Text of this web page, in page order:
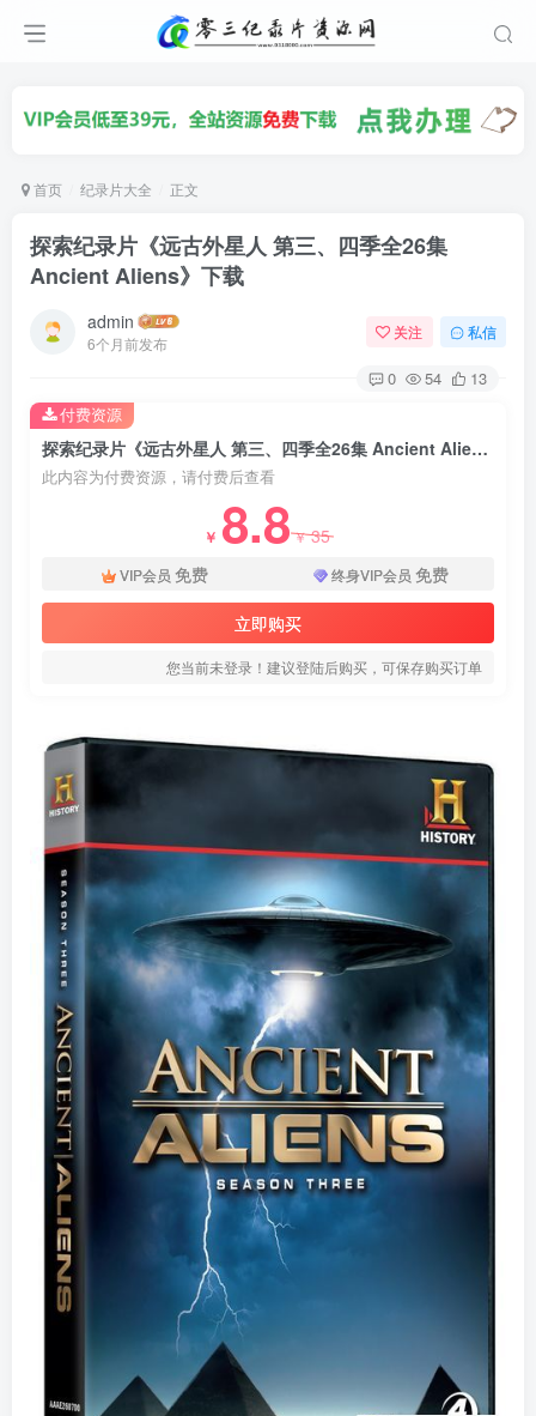
首页 纪录片大全 正文
探索纪录片《远古外星人 第三、四季全26集
Ancient Aliens》下载
admin
6个月前发布
关注 私信
0 54 13
探索纪录片《远古外星人 第三、四季全26集 Ancient Aliens》下载
此内容为付费资源，请付费后查看
￥ 8.8￥35
VIP会员 免费 终身VIP会员 免费
立即购买
您当前未登录！建议登陆后购买，可保存购买订单
付费资源